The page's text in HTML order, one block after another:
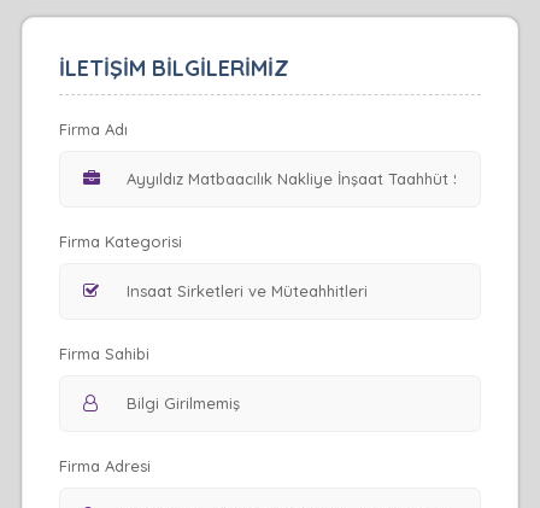
İLETİŞİM BİLGİLERİMİZ
Firma Adı
Firma Kategorisi
Firma Sahibi
Firma Adresi